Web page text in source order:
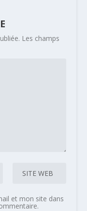
Les champs
et mon site dans